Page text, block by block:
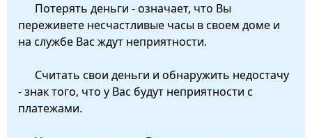
Потерять деньги - означает, что Вы
переживете несчастливые часы в своем доме и
на службе Вас ждут неприятности.
Считать свои деньги и обнаружить недостачу
- знак того, что у Вас будут неприятности с
платежами.